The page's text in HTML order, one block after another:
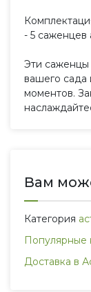
- 5 саженцев
Эти саженцы
вашего сада
моментов.
Вам
Категория
Популярные
Доставка в